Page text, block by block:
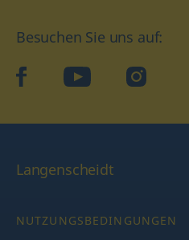
Besuchen Sie uns auf:
facebookYouTube Instagram
Langenscheidt
NUTZUNGSBEDINGUNGEN